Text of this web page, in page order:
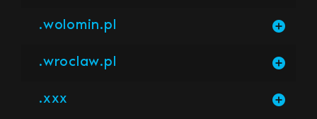
.wolomin.pl
.wroclaw.pl
.xxx